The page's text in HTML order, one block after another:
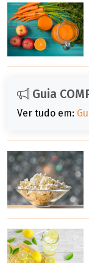
Guia
Ver tudo em: